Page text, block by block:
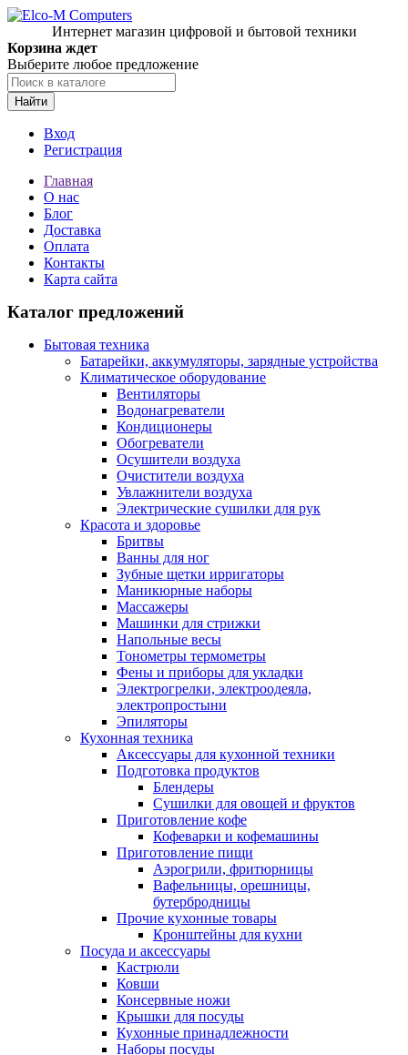
Интернет магазин цифровой и бытовой техники
Корзина ждет
Выберите любое предложение
Найти
Вход
Регистрация
Главная
О нас
Блог
Доставка
Оплата
Контакты
Карта сайта
Каталог предложений
Бытовая техника
Батарейки, аккумуляторы, зарядные устройства
Климатическое оборудование
Вентиляторы
Водонагреватели
Кондиционеры
Обогреватели
Осушители воздуха
Очистители воздуха
Увлажнители воздуха
Электрические сушилки для рук
Красота и здоровье
Бритвы
Ванны для ног
Зубные щетки ирригаторы
Маникюрные наборы
Массажеры
Машинки для стрижки
Напольные весы
Тонометры термометры
Фены и приборы для укладки
Электрогрелки, электроодеяла,
электропростыни
Эпиляторы
Кухонная техника
Аксессуары для кухонной техники
Подготовка продуктов
Блендеры
Сушилки для овощей и фруктов
Приготовление кофе
Кофеварки и кофемашины
Приготовление пищи
Аэрогрили, фритюрницы
Вафельницы, орешницы,
бутербродницы
Прочие кухонные товары
Кронштейны для кухни
Посуда и аксессуары
Кастрюли
Ковши
Консервные ножи
Крышки для посуды
Кухонные принадлежности
Наборы посуды